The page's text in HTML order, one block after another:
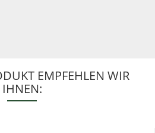
EMPFEHLEN WIR
IHNEN: